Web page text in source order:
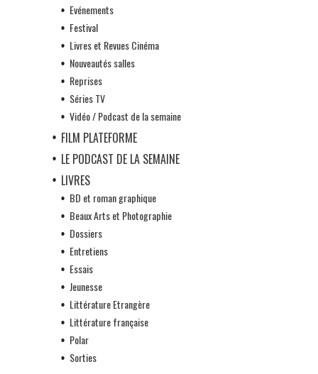
Evénements
Festival
Livres et Revues Cinéma
Nouveautés salles
Reprises
Séries TV
Vidéo / Podcast de la semaine
FILM PLATEFORME
LE PODCAST DE LA SEMAINE
LIVRES
BD et roman graphique
Beaux Arts et Photographie
Dossiers
Entretiens
Essais
Jeunesse
Littérature Etrangère
Littérature française
Polar
Sorties